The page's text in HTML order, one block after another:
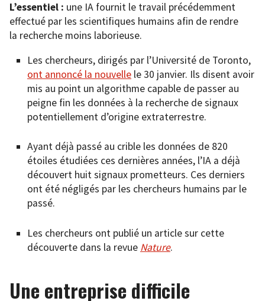
L’essentiel : une IA fournit le travail précédemment
effectué par les scientifiques humains afin de rendre
la recherche moins laborieuse.
Les chercheurs, dirigés par l’Université de Toronto,
ont annoncé la nouvelle le 30 janvier. Ils disent avoir
mis au point un algorithme capable de passer au
peigne fin les données à la recherche de signaux
potentiellement d’origine extraterrestre.
Ayant déjà passé au crible les données de 820
étoiles étudiées ces dernières années, l’IA a déjà
découvert huit signaux prometteurs. Ces derniers
ont été négligés par les chercheurs humains par le
passé.
Les chercheurs ont publié un article sur cette
découverte dans la revue Nature.
Une entreprise difficile